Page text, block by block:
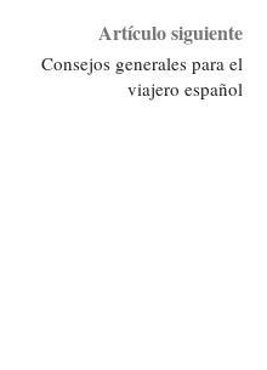
Artículo siguiente
Consejos generales para el
viajero español